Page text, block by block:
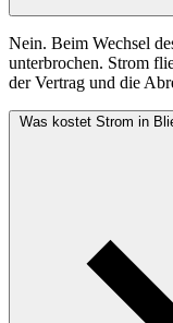
Nein. Beim Wechsel
unterbrochen. Strom
der Vertrag und die
Was kostet Strom in